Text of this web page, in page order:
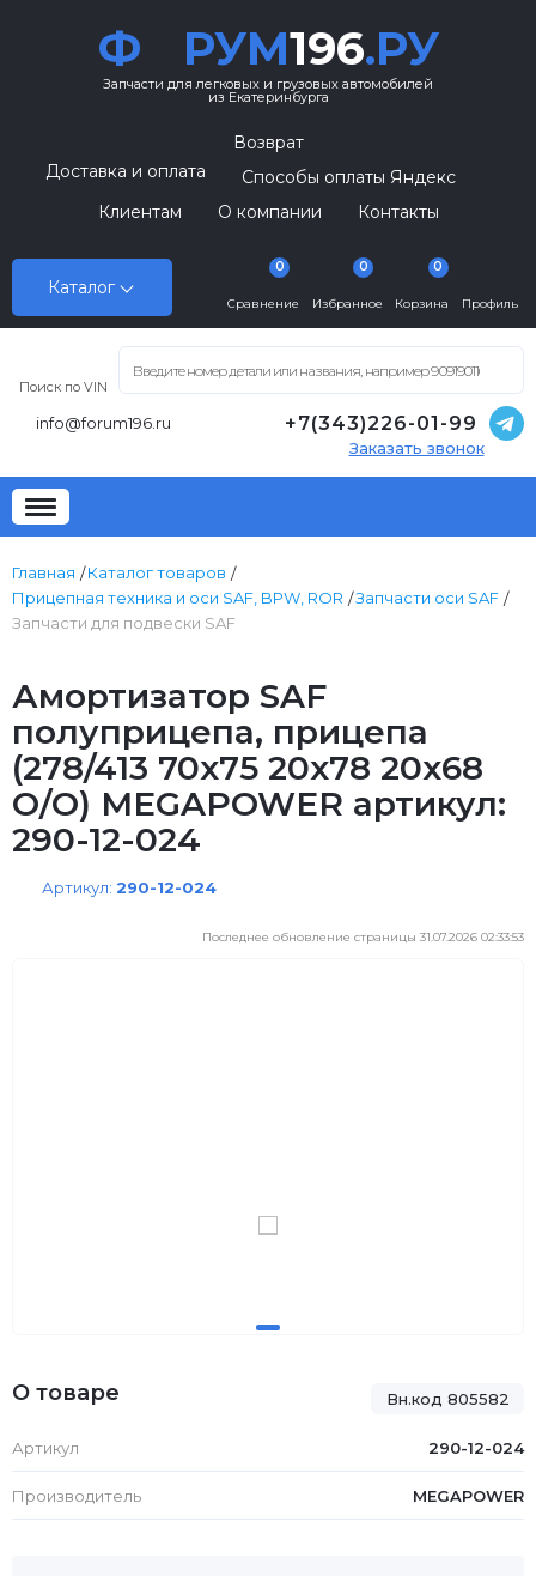
Ф РУМ196.РУ
Запчасти для легковых и грузовых автомобилей
из Екатеринбурга
Каталог
Возврат
Доставка и оплата
Способы оплаты Яндекс
Клиентам
О компании Контакты
Сравнение
0
Избранное
0
Корзина
0
Профиль
Поиск по VIN
info@forum196.ru +7(343)226-01-99
Заказать звонок
Главная
Каталог товаров
Прицепная техника и оси SAF, BPW, ROR
Запчасти оси SAF
Запчасти для подвески SAF
Амортизатор SAF
полуприцепа, прицепа
(278/413 70х75 20х78 20х68
О/О) MEGAPOWER артикул:
290-12-024
Артикул: 290-12-024
Последнее обновление страницы 31.07.2026 02:33:53
Вн.код 805582
О товаре
Артикул 290-12-024
Производитель MEGAPOWER